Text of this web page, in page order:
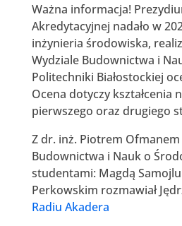
Ważna informacja!
Akredytacyjnej nadało w
inżynieria środowiska,
Wydziale Budownictwa i
Politechniki Białostockiej
Ocena dotyczy kształcenia
pierwszego oraz drugiego
Z dr. inż. Piotrem Ofmanem
Budownictwa i Nauk o
studentami: Magdą
Perkowskim rozmawiał
Radiu Akadera